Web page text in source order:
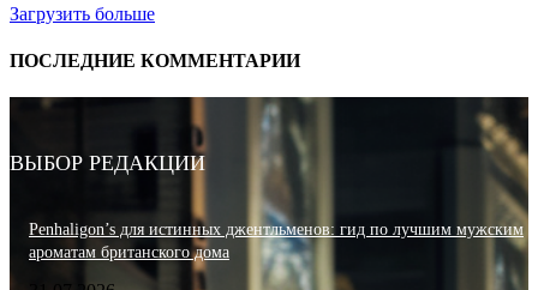
Загрузить больше
ПОСЛЕДНИЕ КОММЕНТАРИИ
ВЫБОР РЕДАКЦИИ
Penhaligon’s для истинных джентльменов: гид по лучшим мужским
ароматам британского дома